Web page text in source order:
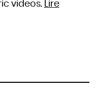
videos.
Lire